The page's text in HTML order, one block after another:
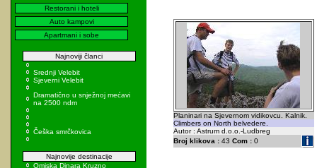
Restorani i hoteli
Auto kampovi
Apartmani i sobe
Najnoviji članci
Srednji Velebit
Sjeverni Velebit
Dramatično u snježnoj mećavi
na 2500 ndm
Češka smrčkovica
Najnovije destinacije
Omiska Dinara Kruzno
Planinari na Sjevernom vidikovcu. Kalnik.
Climbers on North belvedere.
Autor : Astrum d.o.o.-Ludbreg
Broj klikova :43 Com :0